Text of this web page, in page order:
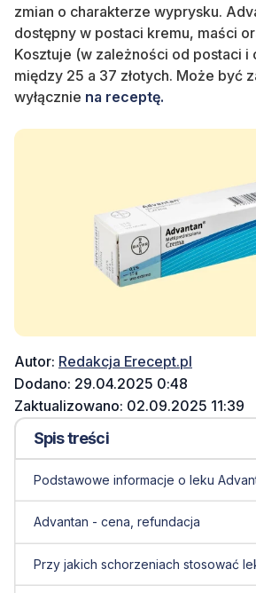
zmian o charakterze wyprysku.
dostępny w postaci kremu, maści
Kosztuje (w zależności od postaci i
między 25 a 37 złotych. Może być
wyłącznie na receptę.
Autor: Redakcja Erecept.pl
Dodano: 29.04.2025 0:48
Zaktualizowano: 02.09.2025 11:39
Spis treści
Podstawowe informacje o leku
Advantan - cena, refundacja
Przy jakich schorzeniach stosować